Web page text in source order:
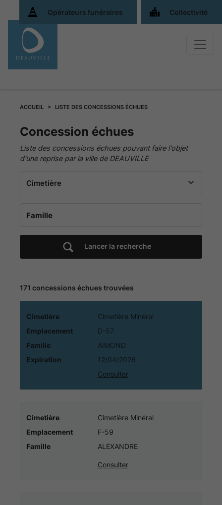
Opérateurs funéraires Collectivité
ACCUEIL LISTE DES CONCESSIONS ÉCHUES
Liste
des
concessions
expirées
-
Cimetière
Minéral
-
Portail
funéraire
de
la
ville
Concession échues
Liste des concessions échues pouvant faire l'objet
d'une reprise par la ville de DEAUVILLE
Lancer la recherche
171 concessions échues trouvées
Cimetière
Cimetière Minéral
Emplacement
D-57
Famille
AIMOND
Expiration
12/04/2026
Consulter
Cimetière
Cimetière Minéral
Emplacement
F-59
Famille
ALEXANDRE
Consulter